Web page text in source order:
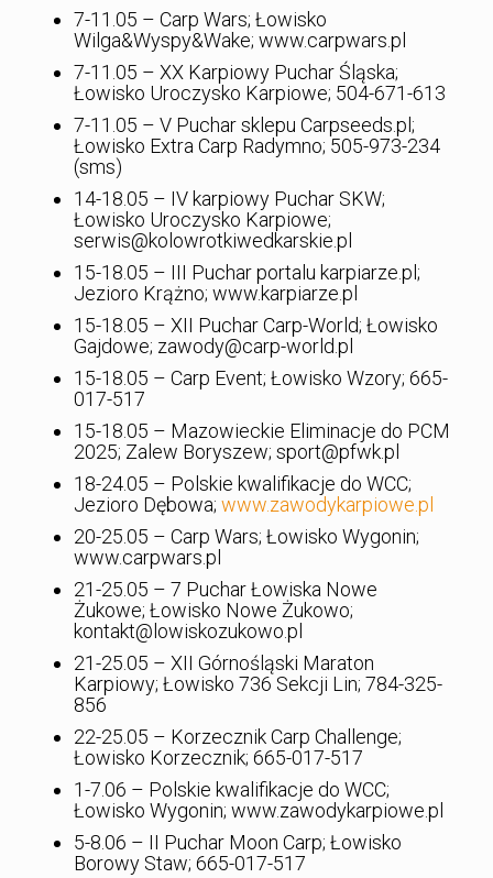
7-11.05 – Carp Wars; Łowisko
Wilga&Wyspy&Wake; www.carpwars.pl
7-11.05 – XX Karpiowy Puchar Śląska;
Łowisko Uroczysko Karpiowe; 504-671-613
7-11.05 – V Puchar sklepu Carpseeds.pl;
Łowisko Extra Carp Radymno; 505-973-234
(sms)
14-18.05 – IV karpiowy Puchar SKW;
Łowisko Uroczysko Karpiowe;
serwis@kolowrotkiwedkarskie.pl
15-18.05 – III Puchar portalu karpiarze.pl;
Jezioro Krążno; www.karpiarze.pl
15-18.05 – XII Puchar Carp-World; Łowisko
Gajdowe; zawody@carp-world.pl
15-18.05 – Carp Event; Łowisko Wzory; 665-
017-517
15-18.05 – Mazowieckie Eliminacje do PCM
2025; Zalew Boryszew; sport@pfwk.pl
18-24.05 – Polskie kwalifikacje do WCC;
Jezioro Dębowa; www.zawodykarpiowe.pl
20-25.05 – Carp Wars; Łowisko Wygonin;
www.carpwars.pl
21-25.05 – 7 Puchar Łowiska Nowe
Żukowe; Łowisko Nowe Żukowo;
kontakt@lowiskozukowo.pl
21-25.05 – XII Górnośląski Maraton
Karpiowy; Łowisko 736 Sekcji Lin; 784-325-
856
22-25.05 – Korzecznik Carp Challenge;
Łowisko Korzecznik; 665-017-517
1-7.06 – Polskie kwalifikacje do WCC;
Łowisko Wygonin; www.zawodykarpiowe.pl
5-8.06 – II Puchar Moon Carp; Łowisko
Borowy Staw; 665-017-517